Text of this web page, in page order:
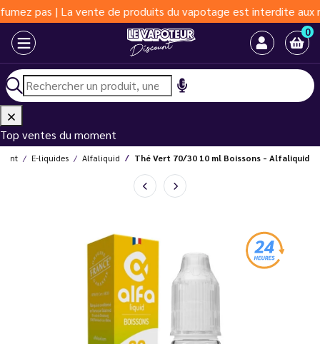
| La vente de produits du vapotage est interdite aux moins
0
Top ventes du moment
E-liquides Alfaliquid Thé Vert 70/30 10 ml Boissons - Alfaliquid